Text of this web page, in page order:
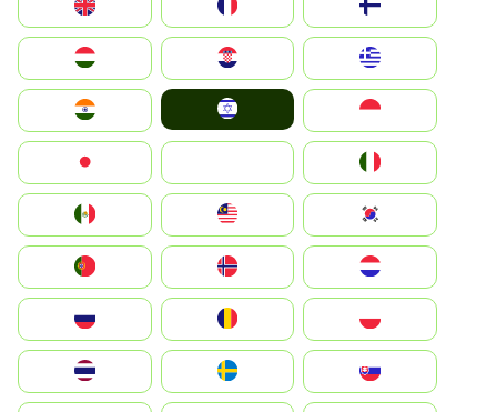
United Kingdom
Hrvatska
Magyarország
Indonesia
South Korea
Nederland
Portugal
România
Slovensko